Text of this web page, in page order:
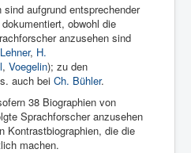
aufgrund entsprechender
obwohl die
anzusehen sind
Lehner, H.
, Voegelin); zu den
auch bei Ch. Bühler.
38 Biographien von
Sprachforscher anzusehen
Kontrastbiographien, die die
machen.